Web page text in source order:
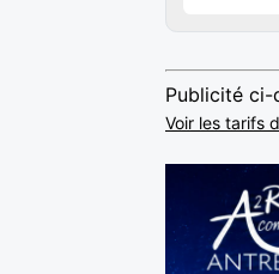
Publicité ci-
Voir les tarifs